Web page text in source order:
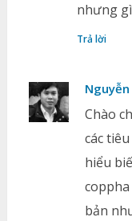
nhưng
Trả lời
Chào
các
hiểu
bản